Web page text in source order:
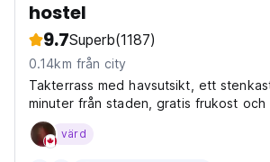
hostel
9.7Superb(1187)
0.14km från city
Takterrass med havsutsikt, ett
minuter från staden, gratis frukost
och vatten hela dagen, BYOB,
rum (privat och delat) med eget badrum
värd